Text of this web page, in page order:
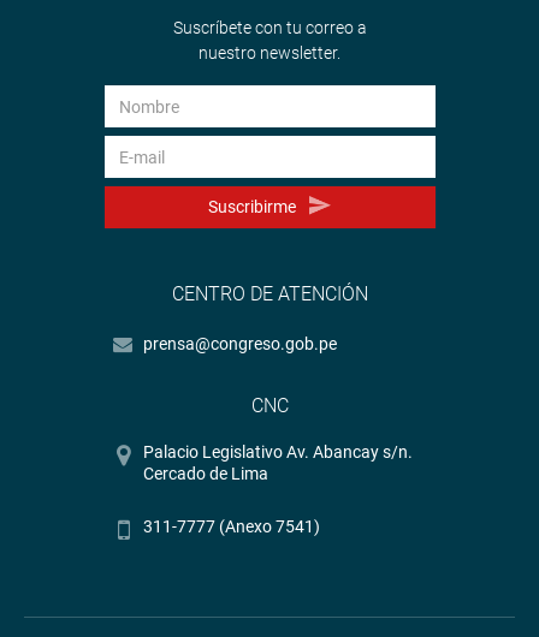
Suscríbete con tu correo a
nuestro newsletter.
Suscribirme
CENTRO DE ATENCIÓN
prensa@congreso.gob.pe
CNC
Palacio Legislativo Av. Abancay s/n.
Cercado de Lima
311-7777 (Anexo 7541)